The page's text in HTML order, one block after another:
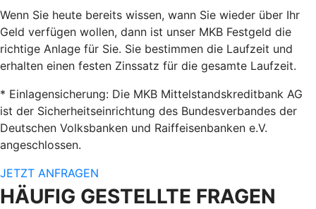
Wenn Sie heute bereits wissen, wann Sie wieder über Ihr
Geld verfügen wollen, dann ist unser MKB Festgeld die
richtige Anlage für Sie. Sie bestimmen die Laufzeit und
erhalten einen festen Zinssatz für die gesamte Laufzeit.
* Einlagensicherung: Die MKB Mittelstandskreditbank AG
ist der Sicherheitseinrichtung des Bundesverbandes der
Deutschen Volksbanken und Raiffeisenbanken e.V.
angeschlossen.
JETZT ANFRAGEN
HÄUFIG GESTELLTE FRAGEN